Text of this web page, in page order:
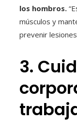
los hombros.
músculos y
prevenir
3.